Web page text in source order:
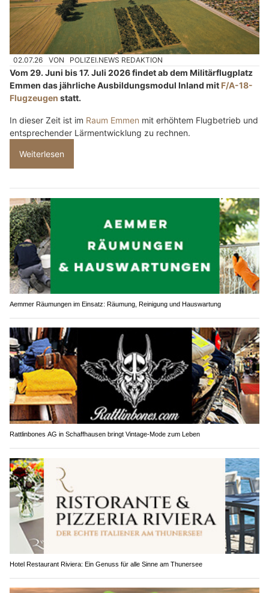
02.07.26 VON POLIZEI.NEWS REDAKTION
Vom 29. Juni bis 17. Juli 2026 findet ab dem Militärflugplatz
Emmen das jährliche Ausbildungsmodul Inland mit F/A-18-
Flugzeugen statt.
In dieser Zeit ist im Raum Emmen mit erhöhtem Flugbetrieb und
entsprechender Lärmentwicklung zu rechnen.
Weiterlesen
Aemmer Räumungen im Einsatz: Räumung, Reinigung und Hauswartung
Rattlinbones AG in Schaffhausen bringt Vintage-Mode zum Leben
Hotel Restaurant Riviera: Ein Genuss für alle Sinne am Thunersee